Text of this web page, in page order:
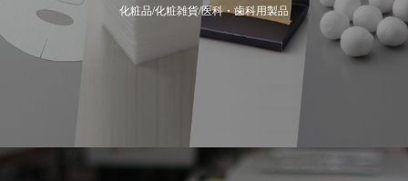
化粧品/化粧雑貨/医科・歯科用製品